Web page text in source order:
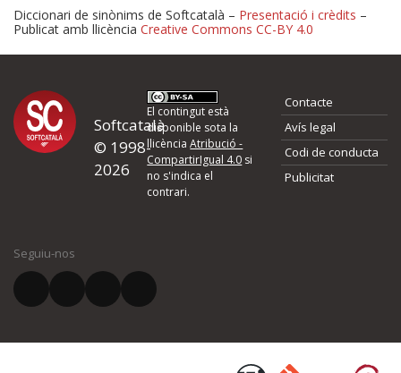
Proposeu-nos millores o
d'errors
Si heu trobat un error o voleu proposar alguna millora, ompliu els
quina és la millora que proposeu o l'error del qual voleu informar-
El vostre correu electrònic *
Diccionari de sinònims de Softcatalà – Presentació i crèdits –
Publicat amb llicència Creative Commons CC-BY 4.0
Softcatalà
© 1998-
2026
El contingut està
disponible sota la
llicènciaAtribució -
CompartirIgual 4.0 si
no s'indica el
contrari.
Contacte
Avís legal
Codi de conducta
Publicitat
Seguiu-nos